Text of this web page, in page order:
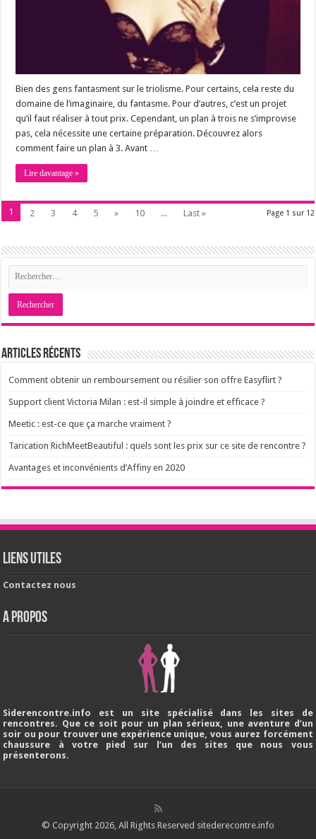
Bien des gens fantasment sur le triolisme. Pour certains, cela reste du
domaine de l’imaginaire, du fantasme. Pour d’autres, c’est un projet
qu’il faut réaliser à tout prix. Cependant, un plan à trois ne s’improvise
pas, cela nécessite une certaine préparation. Découvrez alors
comment faire un plan à 3. Avant …
Lire davantage »
Page 1 sur 12
1 2 3 4 5 » 10 ... Last »
Articles récents
Comment obtenir un remboursement ou résilier son offre Easyflirt ?
Support client Victoria Milan : est-il simple à joindre et efficace ?
Meetic : est-ce que ça marche vraiment ?
Tarication RichMeetBeautiful : quels sont les prix sur ce site de rencontre ?
Avantages et inconvénients d’Affiny en 2020
Liens utiles
Contactez nous
A PROPOS
Siderencontre.info est un site spécialisé dans les sites de
rencontres. Que ce soit pour un plan sérieux, une aventure d’un
soir ou pour trouver une expérience unique, vous aurez forcément
chaussure à votre pied sur l’un des sites que nous vous
présenterons.
© Copyright 2026, All Rights Reserved sitederecontre.info